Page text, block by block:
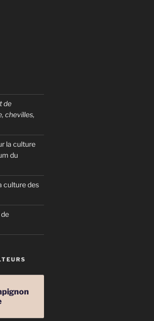
de
chevilles,
la culture
du
culture des